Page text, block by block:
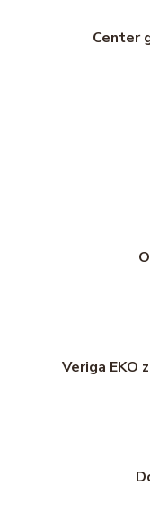
Center
Veriga EKO